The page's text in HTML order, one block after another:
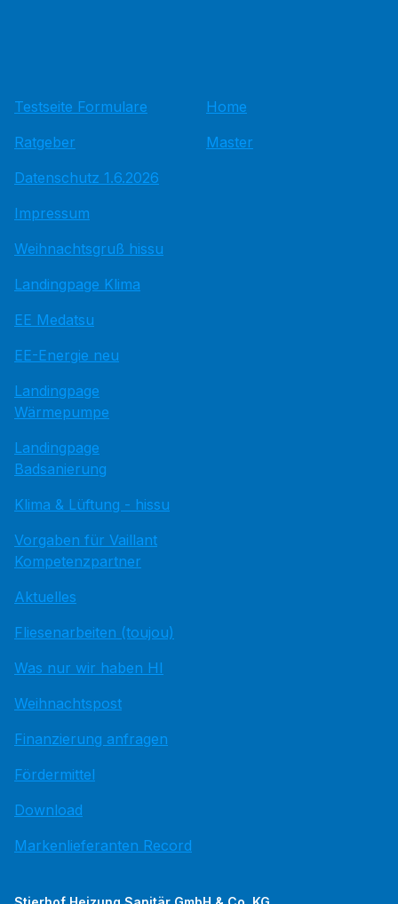
Testseite Formulare
Ratgeber
Datenschutz 1.6.2026
Impressum
Weihnachtsgruß hissu
Landingpage Klima
EE Medatsu
EE-Energie neu
Landingpage
Wärmepumpe
Landingpage
Badsanierung
Klima & Lüftung - hissu
Vorgaben für Vaillant
Kompetenzpartner
Aktuelles
Fliesenarbeiten (toujou)
Was nur wir haben HI
Weihnachtspost
Finanzierung anfragen
Fördermittel
Download
Markenlieferanten Record
Home
Master